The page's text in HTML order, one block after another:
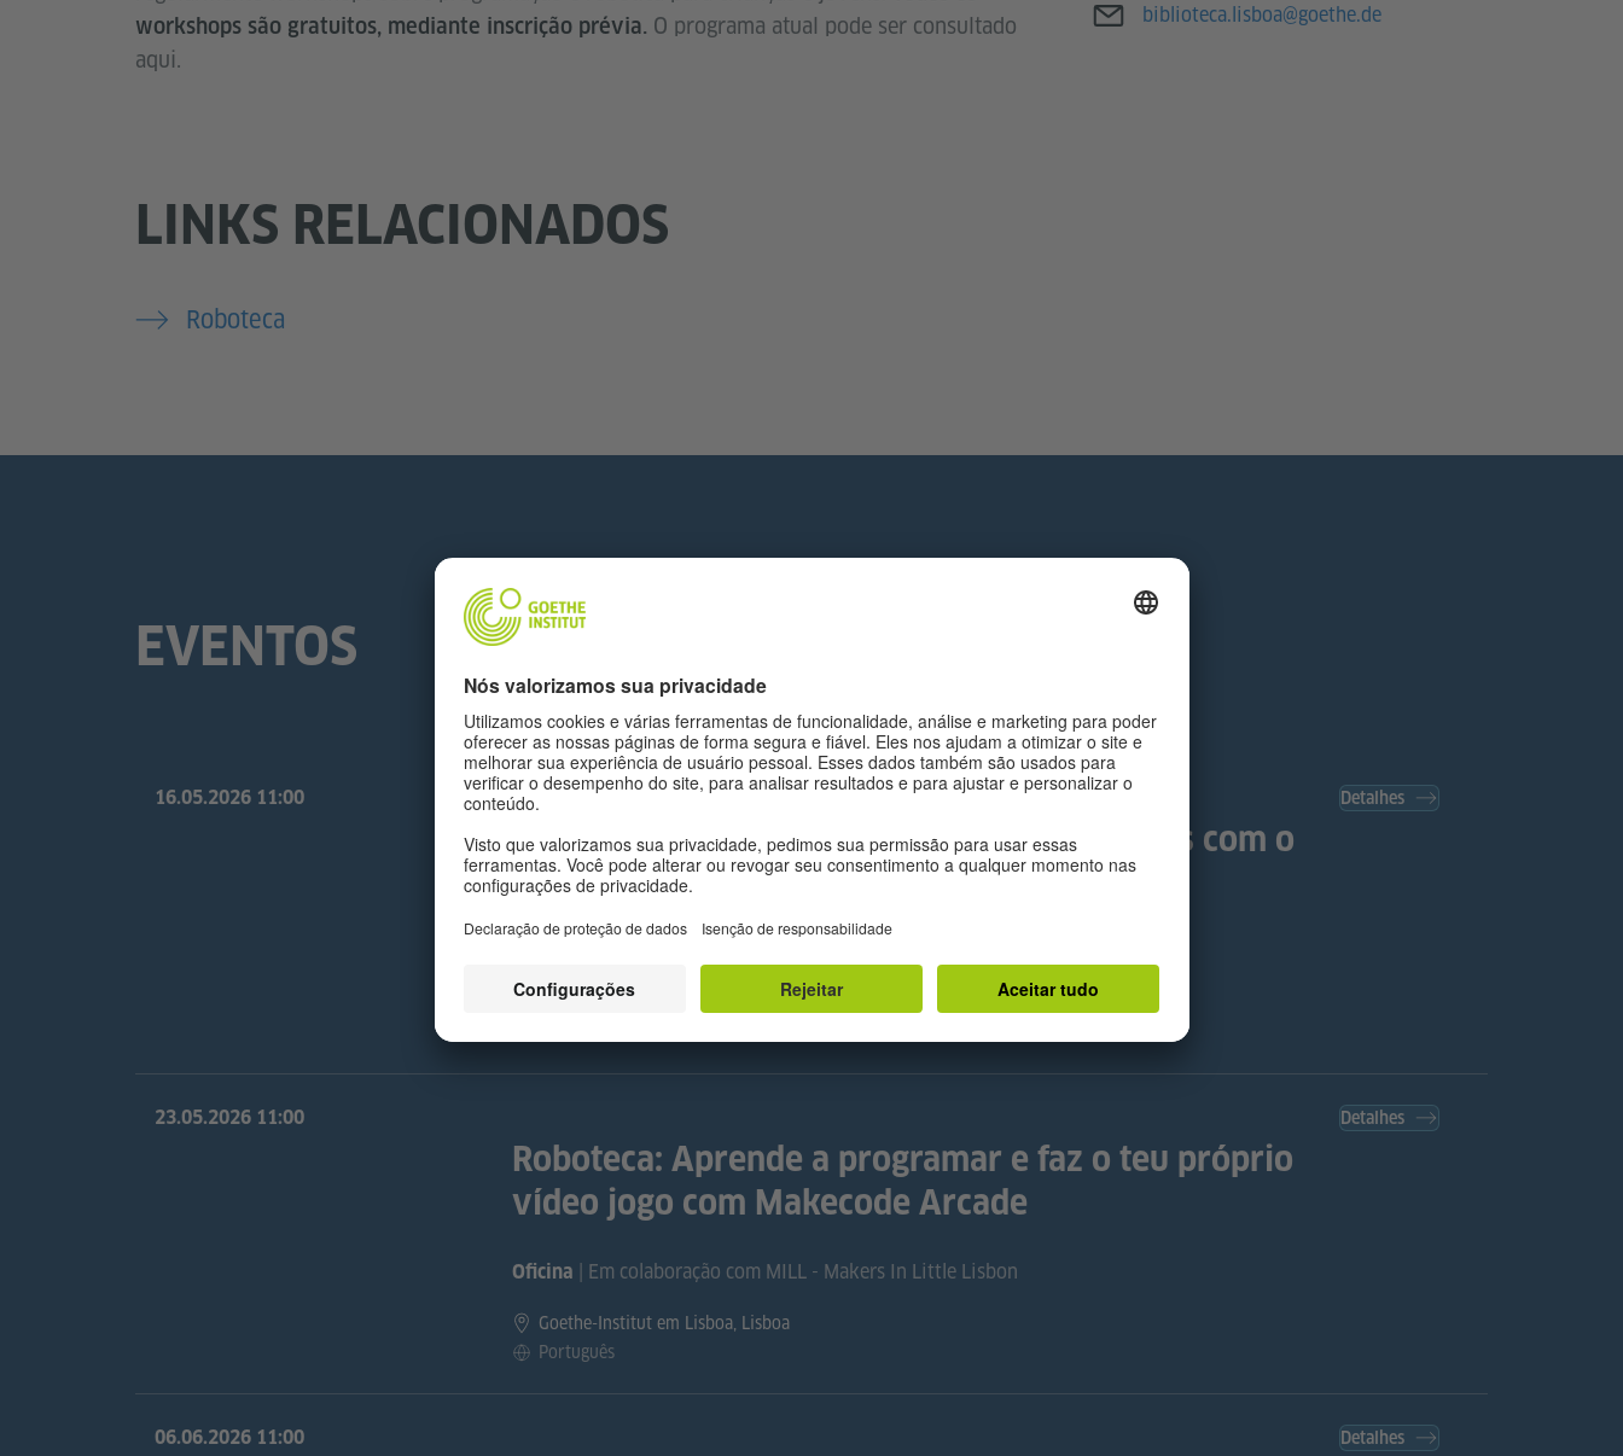
workshops são gratuitos, mediante inscrição prévia. O programa atual pode ser consultado
aqui.
LINKS RELACIONADOS
Roboteca
E-mail
biblioteca.lisboa@goethe.de
EVENTOS
16.05.2026 11:00
Roboteca: Aprende a criar luzes automáticas com o
Lego Spike
Goethe-Institut em Lisboa, Lisboa
Detalhes
23.05.2026 11:00
Roboteca: Aprende a programar e faz o teu próprio
vídeo jogo com Makecode Arcade
Oficina | Em colaboração com MILL - Makers In Little Lisbon
Goethe-Institut em Lisboa, Lisboa
Português
Detalhes
06.06.2026 11:00 Detalhes